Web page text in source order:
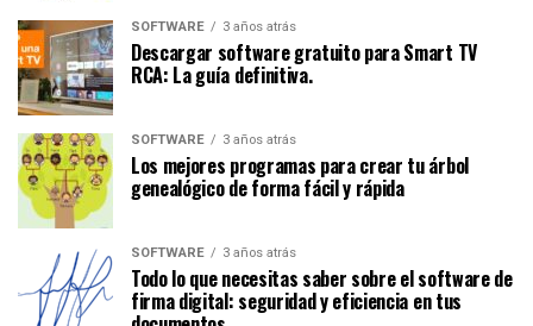
SOFTWARE 3 años atrás
Descargar software gratuito para Smart TV
RCA: La guía definitiva.
SOFTWARE 3 años atrás
Los mejores programas para crear tu árbol
genealógico de forma fácil y rápida
SOFTWARE 3 años atrás
Todo lo que necesitas saber sobre el software de
firma digital: seguridad y eficiencia en tus